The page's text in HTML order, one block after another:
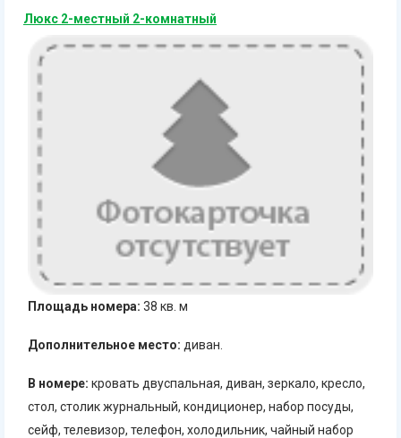
Люкс 2-местный 2-комнатный
Площадь номера: 38 кв. м
Дополнительное место: диван.
В номере: кровать двуспальная, диван, зеркало, кресло,
стол, столик журнальный, кондиционер, набор посуды,
сейф, телевизор, телефон, холодильник, чайный набор